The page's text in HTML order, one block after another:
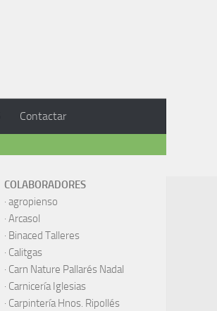
Contactar
COLABORADORES
· agropienso
· Arcasol
· Binaced Talleres
· Calitgas
· Carn Nature Pallarés Nadal
· Carnicería Iglesias
· Carpintería Hnos. Ripollés